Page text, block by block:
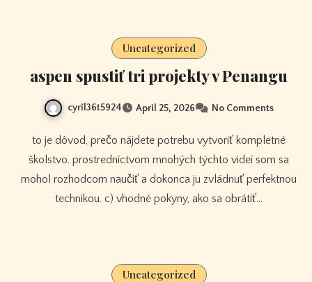
Uncategorized
aspen spustiť tri projekty v Penangu
cyril36t5924 April 25, 2026 No Comments
to je dôvod, prečo nájdete potrebu vytvoriť kompletné
školstvo. prostredníctvom mnohých týchto videí som sa
mohol rozhodcom naučiť a dokonca ju zvládnuť perfektnou
technikou. c) vhodné pokyny, ako sa obrátiť…
Uncategorized